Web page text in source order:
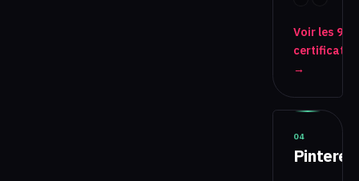
Voir les 9
→
04